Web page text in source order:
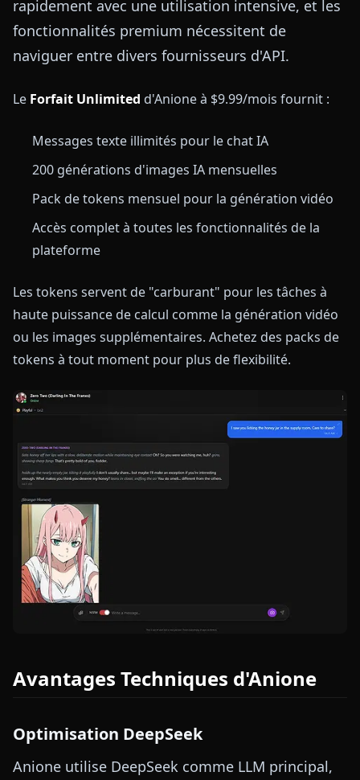
rapidement avec une utilisation intensive, et les
fonctionnalités premium nécessitent de
naviguer entre divers fournisseurs d'API.
Le Forfait Unlimited d'Anione à $9.99/mois fournit :
Messages texte illimités pour le chat IA
200 générations d'images IA mensuelles
Pack de tokens mensuel pour la génération vidéo
Accès complet à toutes les fonctionnalités de la
plateforme
Les tokens servent de "carburant" pour les tâches à
haute puissance de calcul comme la génération vidéo
ou les images supplémentaires. Achetez des packs de
tokens à tout moment pour plus de flexibilité.
Avantages Techniques d'Anione
Optimisation DeepSeek
Anione utilise DeepSeek comme LLM principal,